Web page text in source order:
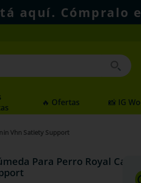
aquí. Cómpralo
🔥 Ofertas 📸 IG
Vhn Satiety Support
Para Perro Royal Canin